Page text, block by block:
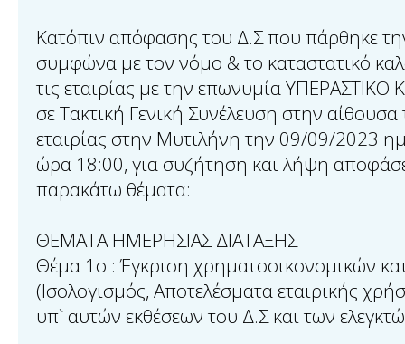
Κατόπιν απόφασης του Δ.Σ που πάρθηκε
συμφώνα με τον νόμο & το καταστατικό
τις εταιρίας με την επωνυμία
σε Τακτική Γενική Συνέλευση στην
εταιρίας στην Μυτιλήνη την 09/09/2023
ώρα 18:00, για συζήτηση και λήψη
παρακάτω θέματα:
ΘΕΜΑΤΑ ΗΜΕΡΗΣΙΑΣ ΔΙΑΤΑΞΗΣ
Θέμα 1ο : Έγκριση χρηματοοικονομικών
(Ισολογισμός, Αποτελέσματα εταιρικής
υπ` αυτών εκθέσεων του Δ.Σ και των